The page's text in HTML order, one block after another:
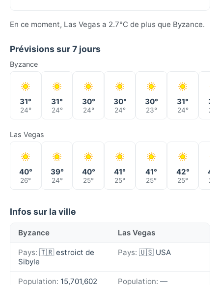
En ce moment, Las Vegas a 2.7°C de plus que Byzance.
Prévisions sur 7 jours
Byzance
31°
24°
31°
24°
30°
24°
30°
24°
30°
23°
31°
24°
31°
24°
Las Vegas
40°
26°
39°
24°
40°
25°
41°
25°
41°
25°
42°
25° 26°
Infos sur la ville
Byzance Las Vegas
Pays: 🇹🇷 estroict de
Sibyle
Pays: 🇺🇸 USA
Population: 15,701,602 Population: —